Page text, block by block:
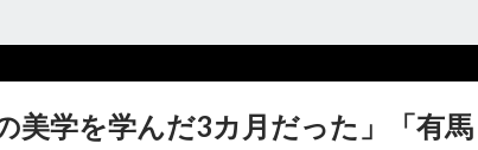
美学を学んだ3カ月だった」「有馬